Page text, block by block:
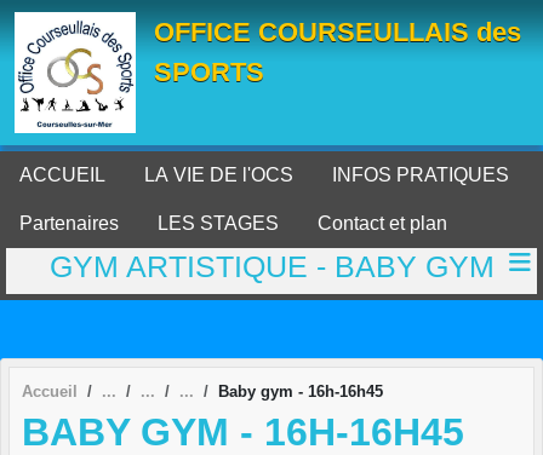
OFFICE COURSEULLAIS des
SPORTS
ACCUEIL LA VIE DE l'OCS INFOS PRATIQUES
Partenaires LES STAGES Contact et plan
GYM ARTISTIQUE - BABY GYM
Accueil Baby gym - 16h-16h45
BABY GYM - 16H-16H45
Panneau de gestion des cookies